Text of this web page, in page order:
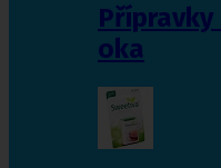
oka